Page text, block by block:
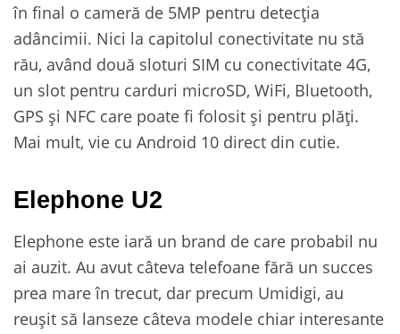
în final o cameră de 5MP pentru detecția
adâncimii. Nici la capitolul conectivitate nu stă
rău, având două sloturi SIM cu conectivitate 4G,
un slot pentru carduri microSD, WiFi, Bluetooth,
GPS și NFC care poate fi folosit și pentru plăți.
Mai mult, vie cu Android 10 direct din cutie.
Elephone U2
Elephone este iară un brand de care probabil nu
ai auzit. Au avut câteva telefoane fără un succes
prea mare în trecut, dar precum Umidigi, au
reușit să lanseze câteva modele chiar interesante